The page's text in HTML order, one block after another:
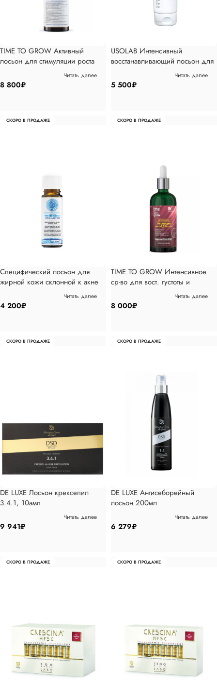
TIME TO GROW Активный
лосьон для стимуляции роста
8 800₽
Читать далее
USOLAB Интенсивный
восстанавливающий лосьон для
тела Bio Intensive Therapy Body
Lotion, 250мл
5 500₽
Читать далее
СКОРО В ПРОДАЖЕ
Специфический лосьон для
жирной кожи склонной к акне
4 200₽
Читать далее
СКОРО В ПРОДАЖЕ
TIME TO GROW Интенсивное
ср-во для вост. густоты и
толщины волос»Три-энерджи
фактор» 7,5% Лосьон 100мл
8 000₽
Читать далее
СКОРО В ПРОДАЖЕ
DE LUXE Лосьон крексепил
3.4.1, 10амп
9 941₽
Читать далее
СКОРО В ПРОДАЖЕ
DE LUXE Антисеборейный
лосьон 200мл
6 279₽
Читать далее
СКОРО В ПРОДАЖЕ СКОРО В ПРОДАЖЕ